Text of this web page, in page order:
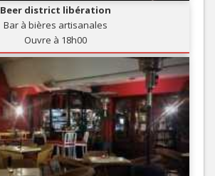
Beer district libération
Bar à bières artisanales
Ouvre à 18h00